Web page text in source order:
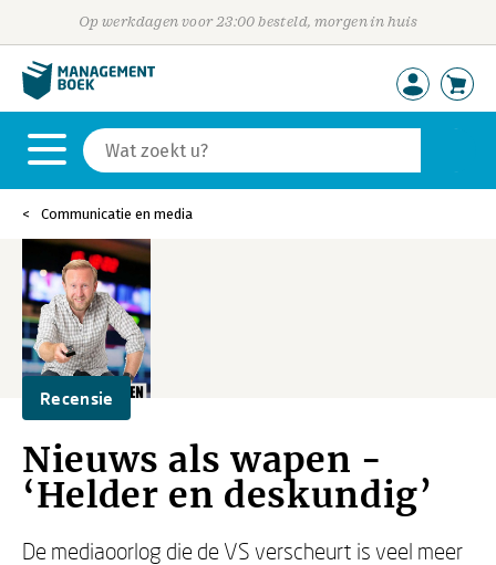
Op werkdagen voor 23:00 besteld, morgen in huis
Communicatie en media
Recensie
Nieuws als wapen -
‘Helder en deskundig’
De mediaoorlog die de VS verscheurt is veel meer